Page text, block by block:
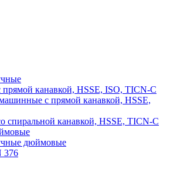
канавкой, HSSE, ISO, TICN-C
с прямой канавкой, HSSE,
канавкой, HSSE, TICN-C
дюймовые
376